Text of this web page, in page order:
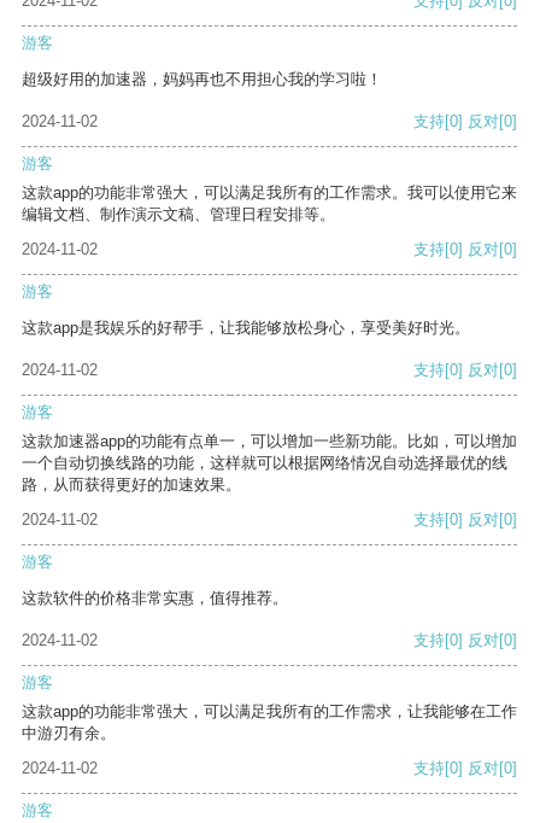
游客
超级好用的加速器，妈妈再也不用担心我的学习啦！
2024-11-02 支持[0] 反对[0]
游客
这款app的功能非常强大，可以满足我所有的工作需求。我可以使用它来
编辑文档、制作演示文稿、管理日程安排等。
2024-11-02
支持[0] 反对[0]
游客
这款app是我娱乐的好帮手，让我能够放松身心，享受美好时光。
2024-11-02 支持[0] 反对[0]
游客
这款加速器app的功能有点单一，可以增加一些新功能。比如，可以增加
一个自动切换线路的功能，这样就可以根据网络情况自动选择最优的线
路，从而获得更好的加速效果。
2024-11-02
支持[0] 反对[0]
游客
这款软件的价格非常实惠，值得推荐。
2024-11-02 支持[0] 反对[0]
游客
这款app的功能非常强大，可以满足我所有的工作需求，让我能够在工作
中游刃有余。
2024-11-02
支持[0] 反对[0]
游客